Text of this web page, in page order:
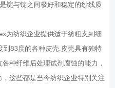
与锭之间极好和稳定的纱线质
纺织企业提供适于纺粗支到细
83度的各种皮壳.皮壳具有独特
种纤维后处理试剂腐蚀的能力，
这些都是当今纺织企业特别关注